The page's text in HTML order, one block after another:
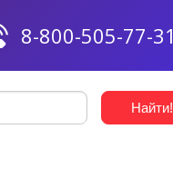
8-800-505-77-31